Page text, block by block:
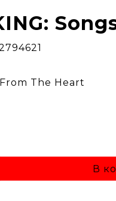
From The Heart
В